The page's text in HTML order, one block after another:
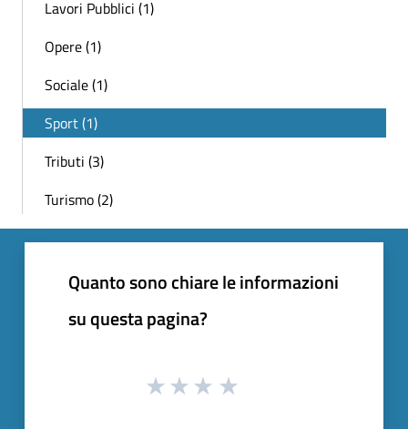
Lavori Pubblici (1)
Opere (1)
Sociale (1)
Sport (1)
Tributi (3)
Turismo (2)
Quanto sono chiare le informazioni
su questa pagina?